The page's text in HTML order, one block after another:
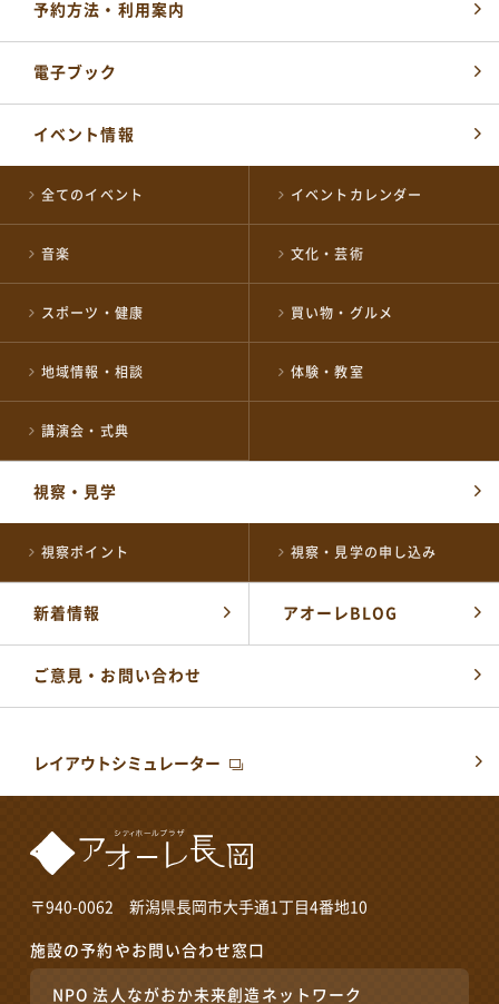
〒940-0062 新潟県長岡市大手通1丁目4番地10
施設の予約やお問い合わせ窓口
NPO 法人ながおか未来創造ネットワーク
予約方法・利用案内
電子ブック
イベント情報
全てのイベント イベントカレンダー
音楽 文化・芸術
スポーツ・健康 買い物・グルメ
地域情報・相談 体験・教室
講演会・式典
視察・見学
視察ポイント 視察・見学の申し込み
新着情報 アオーレBLOG
ご意見・お問い合わせ
レイアウトシミュレーター
TEL 0258-35-1122 (代表)
開館時間：
土・祝 午前9時～午後5時
※日曜日と祝日が重なる場合は、お休みとなります
施設の予約やお問い合わせ窓口
NPO 法人ながおか未来創造ネットワーク
TEL 0258-39-2500